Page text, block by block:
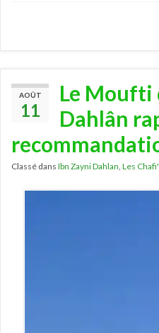
AOÛT
11
Le Moufti
Dahlân
Classé dans Ibn Zayni Dahlan Les